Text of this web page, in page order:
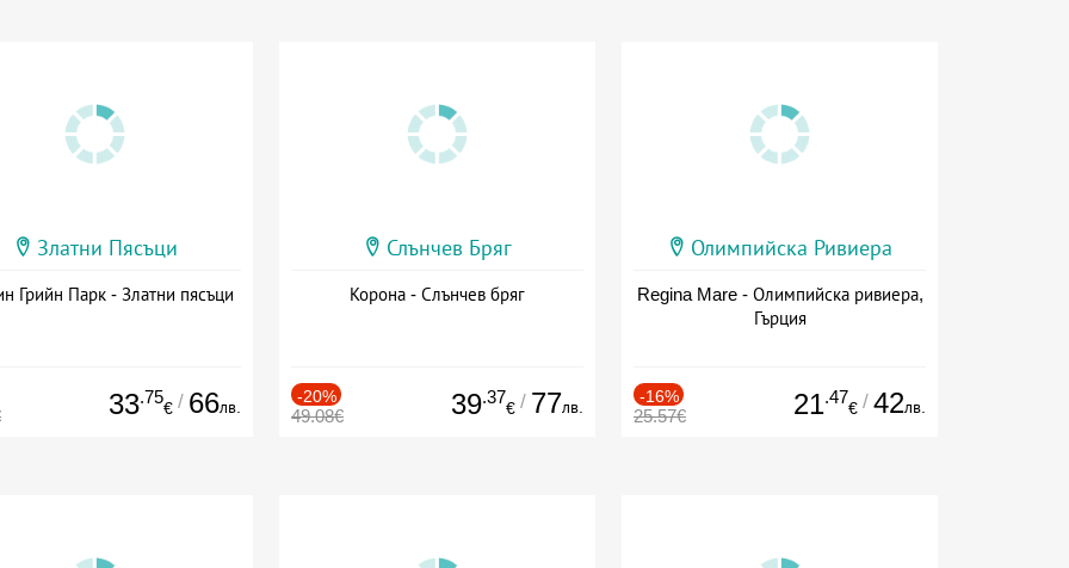
Златни Пясъци
Грийн Парк - Златни пясъци
33.75
€ / 66лв.
Слънчев Бряг
Корона - Слънчев бряг
-20%
49.08€ 39.37
€ / 77лв.
Олимпийска Ривиера
Regina Mare - Олимпийска ривиера,
Гърция
-16%
25.57€ 21.47
€ / 42лв.